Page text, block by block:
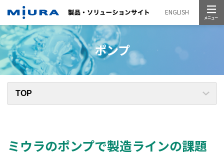
ENGLISH
ポンプ
ミウラのポンプで製造ラインの課題